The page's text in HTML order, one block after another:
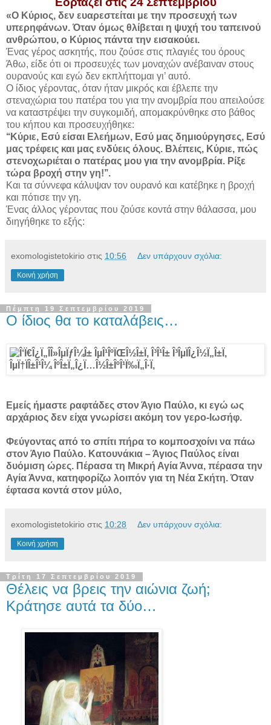
«Ο Κύριος, δεν ευαρεστείται με την προσευχή των
υπερηφάνων. Όταν όμως θλίβεται η ψυχή του ταπεινού
ανθρώπου, ο Κύριος πάντα την εισακούει.
Ένας γέρος ασκητής, που ζούσε στις πλαγιές του όρους
Άθω, είδε ότι οι προσευχές των μοναχών ανέβαιναν στους
ουρανούς και εγώ δεν εκπλήττομαι γι’ αυτό.
Ο ίδιος γέροντας, όταν ήταν μικρός και έβλεπε την
στεναχώρια του πατέρα του για την ανομβρία που απειλούσε
να καταστρέψει την συγκομιδή, απομακρύνθηκε στο βάθος
του κήπου και προσευχήθηκε:
‘‘Κύριε, Εσύ είσαι Ελεήμων, Εσύ μας δημιούργησες, Εσύ
μας τρέφεις και μας ενδύεις όλους. Βλέπεις, Κύριε, πώς
στενοχωριέται ο πατέρας μου για την ανομβρία. Ρίξε
τώρα βροχή στην γη!’’.
Και τα σύννεφα κάλυψαν τον ουρανό και κατέβηκε η βροχή
και πότισε την γη.
Ένας άλλος γέροντας που ζούσε κοντά στην θάλασσα, μου
διηγήθηκε το εξής:
exomologistetokirio στις 10:56 Δεν υπάρχουν σχόλια:
Κοινή χρήση
Πέμπτη 19 Σεπτεμβρίου 2019
Ο ίδιος θα το καταλάβεις…
Εμείς ήμαστε ραφτάδες στον Άγιο Παύλο, κι εγώ ως
αρχάριος δεν είχα γνωρίσει ακόμη τον γερο-Ιωσήφ.
Φεύγοντας από το σπίτι πήρα το κομποσχοίνι να πάω
στον Άγιο Παύλο. Κατουνάκια – Άγιος Παύλος είναι
δυόμιση ώρες. Πέρασα τη Μικρή Αγία Άννα, πέρασα την
Αγία Άννα, κατηφορίζω λοιπόν για τη Νέα Σκήτη. Όταν
έφτασα κοντά στον μύλο,
exomologistetokirio στις 10:28 Δεν υπάρχουν σχόλια:
Κοινή χρήση
Τρίτη 17 Σεπτεμβρίου 2019
Θέλεις να βρεις την αιώνια ζωή;
Κράτησε αυτά τα δύο…